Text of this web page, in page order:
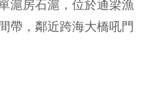
滬房石滬，位於通梁漁
帶，鄰近跨海大橋吼門
2018年9月6日（農曆